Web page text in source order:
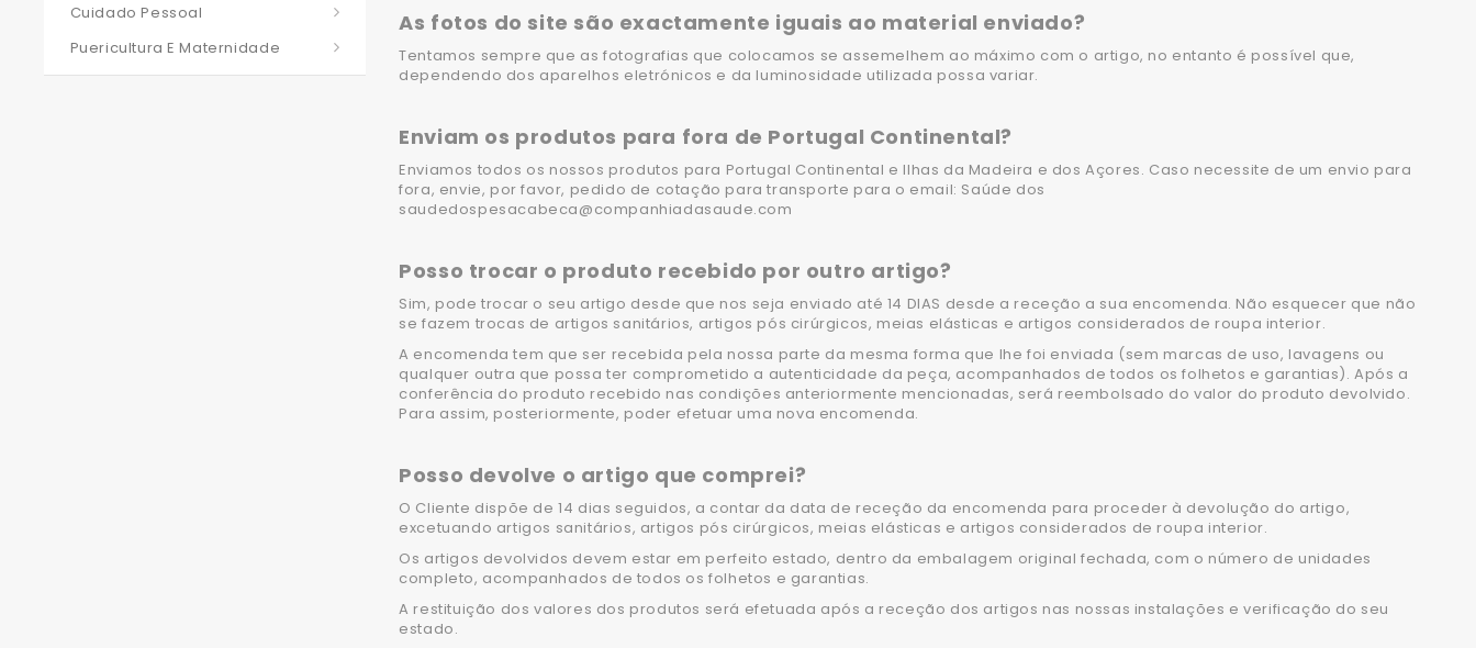
Cuidado Pessoal
Puericultura E Maternidade
As fotos do site são exactamente iguais ao material enviado?
Tentamos sempre que as fotografias que colocamos se assemelhem ao máximo com o artigo, no entanto é possível que,
dependendo dos aparelhos eletrónicos e da luminosidade utilizada possa variar.
Enviam os produtos para fora de Portugal Continental?
Enviamos todos os nossos produtos para Portugal Continental e Ilhas da Madeira e dos Açores. Caso necessite de um envio para
fora, envie, por favor, pedido de cotação para transporte para o email: Saúde dos
saudedospesacabeca@companhiadasaude.com
Posso trocar o produto recebido por outro artigo?
Sim, pode trocar o seu artigo desde que nos seja enviado até 14 DIAS desde a receção a sua encomenda. Não esquecer que não
se fazem trocas de artigos sanitários, artigos pós cirúrgicos, meias elásticas e artigos considerados de roupa interior.
A encomenda tem que ser recebida pela nossa parte da mesma forma que lhe foi enviada (sem marcas de uso, lavagens ou
qualquer outra que possa ter comprometido a autenticidade da peça, acompanhados de todos os folhetos e garantias). Após a
conferência do produto recebido nas condições anteriormente mencionadas, será reembolsado do valor do produto devolvido.
Para assim, posteriormente, poder efetuar uma nova encomenda.
Posso devolve o artigo que comprei?
O Cliente dispõe de 14 dias seguidos, a contar da data de receção da encomenda para proceder à devolução do artigo,
excetuando artigos sanitários, artigos pós cirúrgicos, meias elásticas e artigos considerados de roupa interior.
Os artigos devolvidos devem estar em perfeito estado, dentro da embalagem original fechada, com o número de unidades
completo, acompanhados de todos os folhetos e garantias.
A restituição dos valores dos produtos será efetuada após a receção dos artigos nas nossas instalações e verificação do seu
estado.